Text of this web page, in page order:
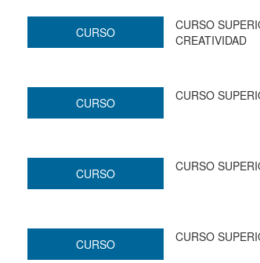
CURSO
CURSO
CREATIVIDAD
CURSO CURSO
CURSO CURSO
CURSO CURSO